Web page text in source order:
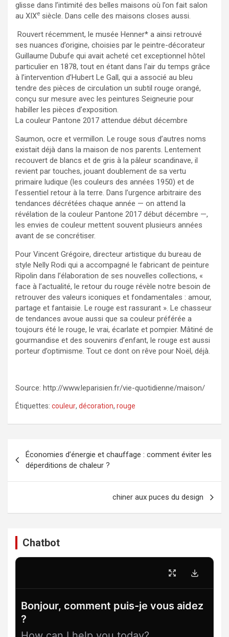
glisse dans l’intimité des belles maisons où l’on fait salon
au XIXe siècle. Dans celle des maisons closes aussi.
Rouvert récemment, le musée Henner* a ainsi retrouvé
ses nuances d’origine, choisies par le peintre-décorateur
Guillaume Dubufe qui avait acheté cet exceptionnel hôtel
particulier en 1878, tout en étant dans l’air du temps grâce
à l’intervention d’Hubert Le Gall, qui a associé au bleu
tendre des pièces de circulation un subtil rouge orangé,
conçu sur mesure avec les peintures Seigneurie pour
habiller les pièces d’exposition.
La couleur Pantone 2017 attendue début décembre
Saumon, ocre et vermillon. Le rouge sous d’autres noms
existait déjà dans la maison de nos parents. Lentement
recouvert de blancs et de gris à la pâleur scandinave, il
revient par touches, jouant doublement de sa vertu
primaire ludique (les couleurs des années 1950) et de
l’essentiel retour à la terre. Dans l’urgence arbitraire des
tendances décrétées chaque année — on attend la
révélation de la couleur Pantone 2017 début décembre —,
les envies de couleur mettent souvent plusieurs années
avant de se concrétiser.
Pour Vincent Grégoire, directeur artistique du bureau de
style Nelly Rodi qui a accompagné le fabricant de peinture
Ripolin dans l’élaboration de ses nouvelles collections, «
face à l’actualité, le retour du rouge révèle notre besoin de
retrouver des valeurs iconiques et fondamentales : amour,
partage et fantaisie. Le rouge est rassurant ». Le chasseur
de tendances avoue aussi que sa couleur préférée a
toujours été le rouge, le vrai, écarlate et pompier. Mâtiné de
gourmandise et des souvenirs d’enfant, le rouge est aussi
porteur d’optimisme. Tout ce dont on rêve pour Noël, déjà.
Source: http://www.leparisien.fr/vie-quotidienne/maison/
Étiquettes: couleur, décoration, rouge
Navigation
de
l’article
Économies d’énergie et chauffage : comment éviter les
déperditions de chaleur ?
chiner aux puces du design
Chatbot
Bonjour, comment puis-je vous aidez
?